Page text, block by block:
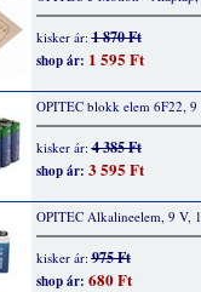
kisker ár:1 870 Ft
shop ár: 1 595 Ft
OPITEC blokk elem 6F22, 9
kisker ár:4 385 Ft
shop ár: 3 595 Ft
OPITEC Alkalineelem, 9 V,
kisker ár:975 Ft
shop ár: 680 Ft